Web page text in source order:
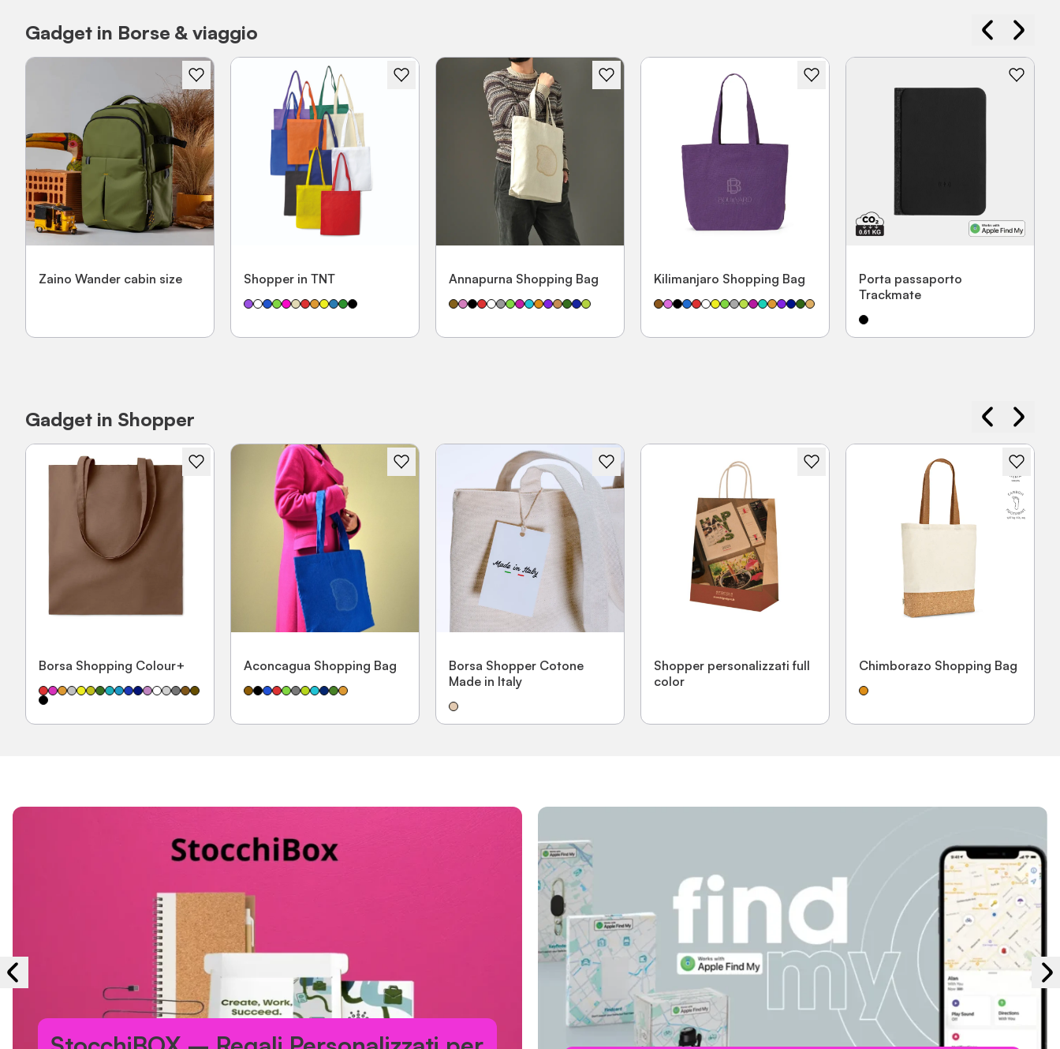
Gadget in Borse & viaggio
Zaino Wander cabin size Shopper in TNT Annapurna Shopping Bag Kilimanjaro Shopping Bag
Porta passaporto
Trackmate
Gadget in Shopper
Borsa Shopping Colour+ Aconcagua Shopping Bag
Borsa Shopper Cotone
Made in Italy
Shopper personalizzati full
color
Chimborazo Shopping Bag